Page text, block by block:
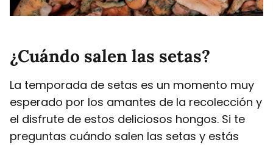
¿Cuándo salen las setas?
La temporada de setas es un momento muy
esperado por los amantes de la recolección y
el disfrute de estos deliciosos hongos. Si te
preguntas cuándo salen las setas y estás